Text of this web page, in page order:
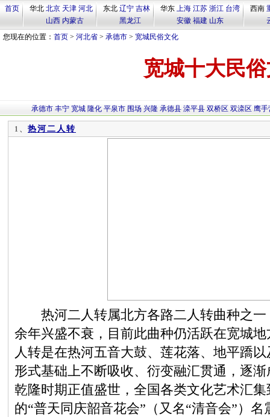
首页 华北 北京 天津 河北
山西 内蒙古
东北 辽宁 吉林
黑龙江
华东 上海 江苏 浙江 台湾
安徽 福建 山东
西南
您现在的位置： 首页 > 河北省 > 承德市 > 宽城民俗文化
宽城十大民
承德市 丰宁 宽城 隆化 平泉市 围场 兴隆 承德县 滦平县 双桥区 双滦区 鹰手
1、 热河二人转
热河二人转属北方各路二人转曲种之一
余年兴盛不衰，目前此曲种仍活跃在宽城
人转是在热河五音大鼓、莲花落、地平蹻
形式基础上不断吸收、衍变融汇贯通，逐
乾隆时期正值盛世，全国各类文化艺术汇
的“普天同庆韶音花会”（又名“清音会”）